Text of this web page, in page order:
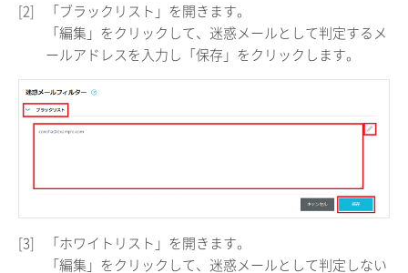
[2]
「ブラックリスト」を開きます。
「編集」をクリックして、迷惑メールとして判定するメ
ールアドレスを入力し「保存」をクリックします。
[3]
「ホワイトリスト」を開きます。
「編集」をクリックして、迷惑メールとして判定しない